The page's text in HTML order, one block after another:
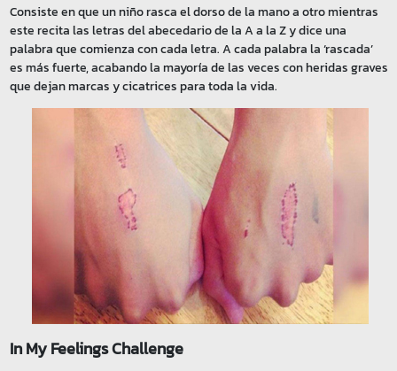
Consiste en que un niño rasca el dorso de la mano a otro mientras
este recita las letras del abecedario de la A a la Z y dice una
palabra que comienza con cada letra. A cada palabra la ‘rascada’
es más fuerte, acabando la mayoría de las veces con heridas graves
que dejan marcas y cicatrices para toda la vida.
In My Feelings Challenge